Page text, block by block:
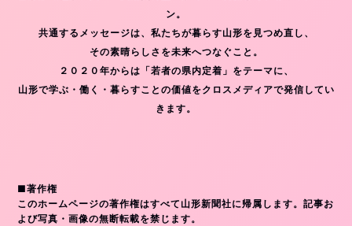
ン。
共通するメッセージは、私たちが暮らす山形を見つめ直し、
その素晴らしさを未来へつなぐこと。
２０２０年からは「若者の県内定着」をテーマに、
山形で学ぶ・働く・暮らすことの価値をクロスメディアで発信してい
きます。
■著作権
このホームページの著作権はすべて山形新聞社に帰属します。記事お
よび写真・画像の無断転載を禁じます。